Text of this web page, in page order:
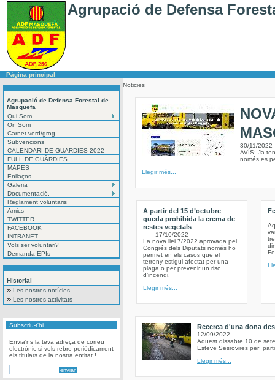
Agrupació de Defensa
Pàgina principal
Agrupació de Defensa Forestal de
Masquefa
Qui Som
On Som
Carnet verd/grog
Subvencions
CALENDARI DE GUARDIES 2022
FULL DE GUÀRDIES
MAPES
Enllaços
Galeria
Documentació.
Reglament voluntaris
Amics
TWITTER
FACEBOOK
INTRANET
Vols ser voluntari?
Demanda EPIs
Historial
Les nostres notícies
Les nostres activitats
Subscriu-t'hi
Envia'ns la teva adreça de correu
electrònic si vols rebre periòdicament
els titulars de la nostra entitat !
Noticies
30/11/2022
AVÍS: Ja
només es
Llegir més...
A partir del 15 d’octubre
queda prohibida la crema de
restes vegetals
17/10/2022
La nova llei 7/2022 aprovada pel
Congrés dels Diputats només ho
permet en els casos que el
terreny estigui afectat per una
plaga o per prevenir un risc
d’incendi.
Llegir més...
Recerca d'una dona
12/09/2022
Aquest dissabte 10 de
Esteve Sesrovires per
Llegir més...